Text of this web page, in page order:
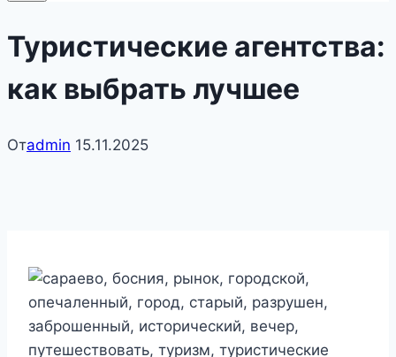
Туристические агентства:
как выбрать лучшее
Отadmin 15.11.2025